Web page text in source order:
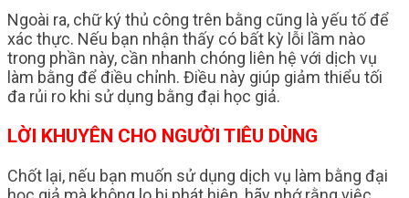
Ngoài ra, chữ ký thủ công trên bằng cũng là yếu tố để
xác thực. Nếu bạn nhận thấy có bất kỳ lỗi lầm nào
trong phần này, cần nhanh chóng liên hệ với dịch vụ
làm bằng để điều chỉnh. Điều này giúp giảm thiểu tối
đa rủi ro khi sử dụng bằng đại học giả.
LỜI KHUYÊN CHO NGƯỜI TIÊU DÙNG
Chốt lại, nếu bạn muốn sử dụng dịch vụ làm bằng đại